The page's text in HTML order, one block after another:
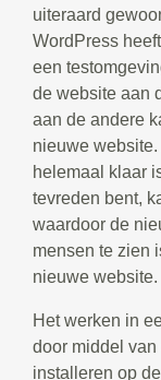
uiteraard
WordPress
een
de website aan
aan de andere
nieuwe
helemaal klaar
tevreden bent,
waardoor de
mensen te zien
nieuwe website.
Het werken in
door middel
installeren op